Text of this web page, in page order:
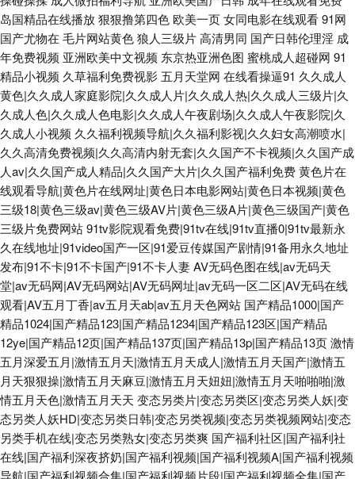
岛国精品在线播放狠狠撸第四色 欧美一页女同电影在线观看91网
国产尤物在 毛片网站黄色狼人三级片高清男同 国产日韩伦理淫 成
年免费视频 亚洲欧美中文视频 东京热亚洲色图 蜜桃成人超碰网 91
精品小视频 久草福利免费视影 五月天堂网 在线看操逼91 久久成人
黄色|久久成人家庭影院|久久成人片|久久成人热|久久成人三级片|久
久成人色|久久成人色电影|久久成人午夜剧场|久久成人午夜影院|久
久成人小视频 久久福利视频导航|久久福利影视|久久妇女高潮喷水|
久久高清免费视频|久久高清内射无套|久久国产不卡视频|久久国产成
人av|久久国产成人精品|久久国产大片|久久国产福利免费黄色片在
线观看导航|黄色片在线网址|黄色日本电影网站|黄色日本视频|黄色
三级18|黄色三级av|黄色三级AV片|黄色三级A片|黄色三级国产|黄色
三级片免费网站91tv影院观看免费|91tv在线|91tv直播0|91tv最新永
久在线地址|91video国产一区|91爱豆传媒国产剧情|91备用永久地址
发布|91不卡|91不卡国产|91不卡人妻AV无码色图在线|av无码天
堂|av无码网|AV无码网站|AV无码网址|av无码一区二区|AV无码在线
观看|AV五月丁香|av五月天ab|av五月天色网站 国产精品1000|国产
精品1024|国产精品123|国产精品1234|国产精品123区|国产精品
12ye|国产精品12页|国产精品137页|国产精品13p|国产精品13页激情
五月深爱五月|激情五月天|激情五月天成人|激情五月天国产|激情五
月天狠狠操|激情五月天麻豆|激情五月天妞妞|激情五月天啪啪啪|激
情五月天色|激情五月天天 变态另类片|变态另类区|变态另类人妖|变
态另类人妖HD|变态另类日韩|变态另类视频|变态另类视频网站|变态
另类手机在线|变态另类熟女|变态另类爽 国产福利社区|国产福利社
在线|国产福利深夜挤奶|国产福利视频|国产福利视频A|国产福利视频
导航|国产福利视频合集|国产福利视频片段|国产福利视频全集|国产